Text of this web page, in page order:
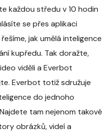
každou středu v 10 hodin
se přes aplikaci
jak umělá inteligence
kupředu. Tak doražte,
viděli a Everbot
Everbot totiž sdružuje
do jednoho
tam nejenom takové
obrázků, videí a